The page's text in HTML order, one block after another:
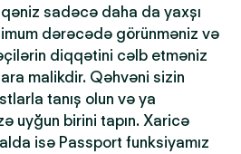
sadəcə daha da yaxşı
dərəcədə görünməniz və
diqqətini cəlb etməniz
malikdir. Qəhvəni sizin
tanış olun və ya
uyğun birini tapın. Xaricə
isə Passport funksiyamız